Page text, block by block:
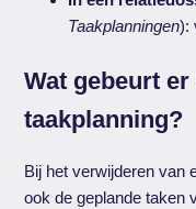
Taakplanningen):
Wat gebeurt
taakplanning?
Bij het verwijderen van
ook de geplande taken